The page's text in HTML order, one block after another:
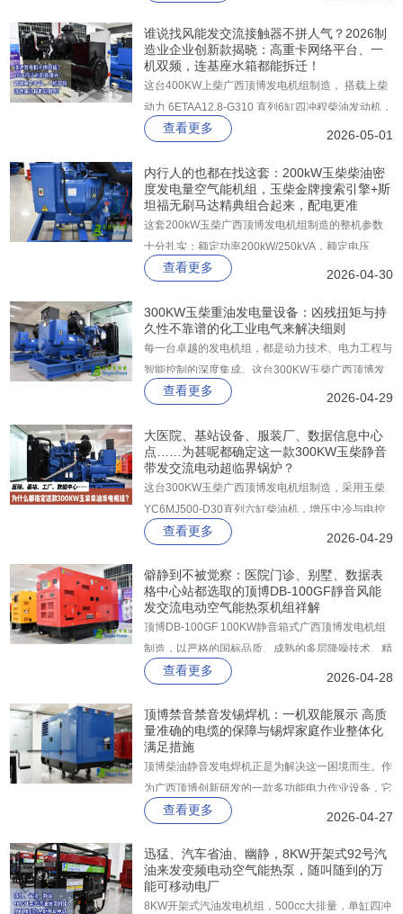
拼颜值，更能拼实力。
谁说找风能发交流接触器不拼人气？2026制
造业企业创新款揭晓：高重卡网络平台、一
机双频，连基座水箱都能拆迁！
这台400KW上柴广西顶博发电机组制造​， 搭载上柴
动力 6ETAA12.8-G310 直列6缸四冲程柴油发动机，
集成欧洲先进技术，高端重卡平台产品，电控高压共
步到位满足国三，预留国四升级。
查看更多 2026-05-01
内行人的也都在找这套：200kW玉柴柴油密
度发电量空气能机组，玉柴金牌搜索引擎+斯
坦福无刷马达精典组合起来，配电更准
这套200kW玉柴广西顶博发电机组制造的整机参数
十分扎实：额定功率200kW/250kVA，额定电压
230/400V，额定电流360A，额定频率50Hz，功率
达到G3。
查看更多 2026-04-30
300KW玉柴重油发电量设备：凶残扭矩与持
久性不靠谱的化工业电气来解决细则
每一台卓越的发电机组，都是动力技术、电力工程与
智能控制的深度集成。这台300KW玉柴广西顶博发
电机组制造，以玉柴YC6MJ500-D30发动机的强劲
及众智控制系统的智慧调度，构建了一个高效、可
靠、经济的电力保障体系。
查看更多 2026-04-29
大医院、基站设备、服装厂、数据信息中心
点……为甚呢都确定这一款300KW玉柴静音
带发交流电动超临界锅炉？
这台300KW玉柴广西顶博发电机组制造，采用玉柴
YC6MJ500-D30直列六缸柴油机，增压中冷与电控
高压共轨技术，最低燃油消耗仅195克每千瓦时，排
查看更多 2026-04-29
僻静到不被觉察：医院门诊、别墅、数据表
格中心站都选取的顶博DB-100GF靜音风能
发交流电动空气能热泵机组祥解
顶博DB-100GF 100KW静音箱式广西顶博发电机组
制造，以严格的国标品质、成熟的多层降噪技术、精
工制造的箱体结构和智能化的控制系统，为用户提供
查看更多 2026-04-28
顶博禁音禁音发锡焊机：一机双能展示 高质
量准确的电缆的保障与锡焊家庭作业整体化
满足措施
顶博柴油静音发电焊机正是为解决这一困境而生。作
为广西顶博创新研发的一款多功能电力作业设备，它
将柴油发电与直流焊接两大功能集成于一体，搭载顶
AC380V/AC220V输出接口，以“低噪音运行、精准
焊接、灵活移动作业”三大核心优势，为电力、市
政、化工、自来水、燃气管道建设等行业提供了高效
查看更多 2026-04-27
迅猛、汽车省油、幽静，8KW开架式92号汽
油来发变频电动空气能热泵，随叫随到的万
能可移动电厂
8KW开架式汽油发电机组，500cc大排量，单缸四冲